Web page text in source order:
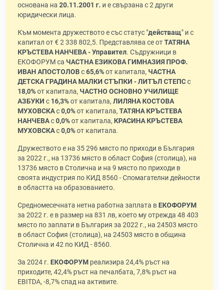
основана на 20.11.2001 г. и е свързана с 2 други
юридически лица.
Към момента дружеството е със статус "действащ" и с
капитал от € 2 338 802,5. Представлява се отТАТЯНА
КРЪСТЕВА НАНЧЕВА - Управител. Съдружници в
ЕКОФОРУМ са ЧАСТНА ЕЗИКОВА ГИМНАЗИЯ ПРОФ.
ИВАН АПОСТОЛОВс65,6%от капитала, ЧАСТНА
ДЕТСКА ГРАДИНА МАЛКИ СТЪПКИ - ЛИТЪЛ СТЕПСс
18,0%от капитала, ЧАСТНО ОСНОВНО УЧИЛИЩЕ
АЗБУКИ с 16,3%от капитала, ЛИЛЯНА КОСТОВА
МУХОВСКАс0,0%от капитала, ТАТЯНА КРЪСТЕВА
НАНЧЕВАс0,0%от капитала, КРАСИНА КРЪСТЕВА
МУХОВСКАс0,0%от капитала.
Дружеството е на 35 296 място по приходи в България
за 2022 г., на 13736 място в област София (столица), на
13736 място в Столична и на 9 място по приходи в
своята индустрия по КИД 8560 - Спомагателни дейности
в областта на образованието.
Средномесечната нетна работна заплата в ЕКОФОРУМ
за 2022 г. е в размер на 831 лв, което му отрежда 48 403
място по заплати в България за 2022 г., на 24503 място
в област София (столица), на 24503 място в община
Столична и 42 по КИД - 8560.
За 2024 г. ЕКОФОРУМ реализира 24,4% ръст на
приходите, 42,4% ръст на печалбата, 7,8% ръст на
EBITDA, -8,7% спад на активите.